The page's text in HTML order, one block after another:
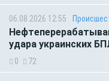
06.08.2026 12:55
удара украинских
0 72